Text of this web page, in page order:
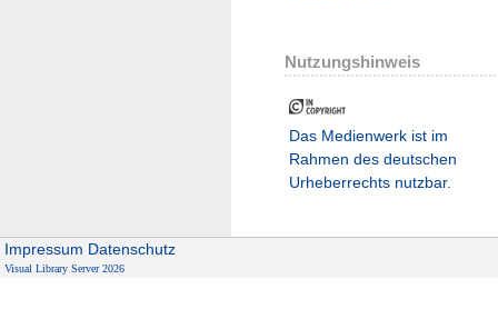
Nutzungshinweis
Das Medienwerk ist im
Rahmen des deutschen
Urheberrechts nutzbar.
Impressum Datenschutz
Visual Library Server 2026